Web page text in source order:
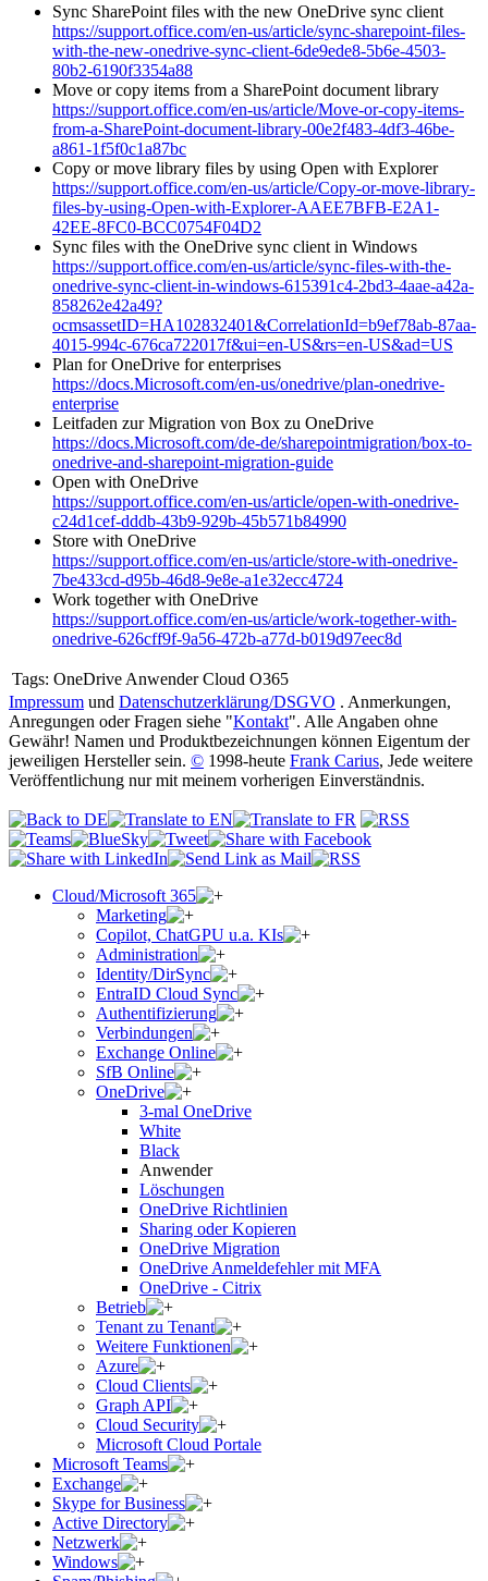
Sync SharePoint files with the new OneDrive sync client
https://support.office.com/en-us/article/sync-sharepoint-files-
with-the-new-onedrive-sync-client-6de9ede8-5b6e-4503-
80b2-6190f3354a88
Move or copy items from a SharePoint document library
https://support.office.com/en-us/article/Move-or-copy-items-
from-a-SharePoint-document-library-00e2f483-4df3-46be-
a861-1f5f0c1a87bc
Copy or move library files by using Open with Explorer
https://support.office.com/en-us/article/Copy-or-move-library-
files-by-using-Open-with-Explorer-AAEE7BFB-E2A1-
42EE-8FC0-BCC0754F04D2
Sync files with the OneDrive sync client in Windows
https://support.office.com/en-us/article/sync-files-with-the-
onedrive-sync-client-in-windows-615391c4-2bd3-4aae-a42a-
858262e42a49?
ocmsassetID=HA102832401&CorrelationId=b9ef78ab-87aa-
4015-994c-676ca722017f&ui=en-US&rs=en-US&ad=US
Plan for OneDrive for enterprises
https://docs.Microsoft.com/en-us/onedrive/plan-onedrive-
enterprise
Leitfaden zur Migration von Box zu OneDrive
https://docs.Microsoft.com/de-de/sharepointmigration/box-to-
onedrive-and-sharepoint-migration-guide
Open with OneDrive
https://support.office.com/en-us/article/open-with-onedrive-
c24d1cef-dddb-43b9-929b-45b571b84990
Store with OneDrive
https://support.office.com/en-us/article/store-with-onedrive-
7be433cd-d95b-46d8-9e8e-a1e32ecc4724
Work together with OneDrive
https://support.office.com/en-us/article/work-together-with-
onedrive-626cff9f-9a56-472b-a77d-b019d97eec8d
Tags: OneDrive Anwender Cloud O365
Impressum und Datenschutzerklärung/DSGVO . Anmerkungen,
Anregungen oder Fragen siehe "Kontakt". Alle Angaben ohne
Gewähr! Namen und Produktbezeichnungen können Eigentum der
jeweiligen Hersteller sein. © 1998-heute Frank Carius, Jede weitere
Veröffentlichung nur mit meinem vorherigen Einverständnis.
Cloud/Microsoft 365
Marketing
Copilot, ChatGPU u.a. KIs
Administration
Identity/DirSync
EntraID Cloud Sync
Authentifizierung
Verbindungen
Exchange Online
SfB Online
OneDrive
3-mal OneDrive
White
Black
Anwender
Löschungen
OneDrive Richtlinien
Sharing oder Kopieren
OneDrive Migration
OneDrive Anmeldefehler mit MFA
OneDrive - Citrix
Betrieb
Tenant zu Tenant
Weitere Funktionen
Azure
Cloud Clients
Graph API
Cloud Security
Microsoft Cloud Portale
Microsoft Teams
Exchange
Skype for Business
Active Directory
Netzwerk
Windows